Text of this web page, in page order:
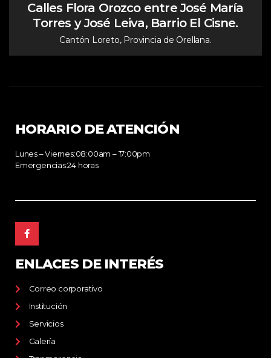
Calles Flora Orozco entre José María
Torres y José Leiva, Barrio El Cisne.
Cantón Loreto, Provincia de Orellana.
HORARIO DE ATENCIÓN
Lunes – Viernes:08:00am – 17:00pm
Emergencias:24 horas
ENLACES DE INTERÉS
Correo corporativo
Institución
Servicios
Galería